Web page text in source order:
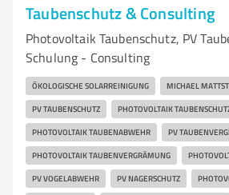
Taubenschutz & Consulting
Photovoltaik Taubenschutz, PV
Schulung - Consulting
ÖKOLOGISCHE SOLARREINIGUNG MICHAEL
PV TAUBENSCHUTZ PHOTOVOLTAIK
PHOTOVOLTAIK TAUBENABWEHR PV
PHOTOVOLTAIK TAUBENVERGRÄMUNG
PV VOGELABWEHR PV NAGERSCHUTZ